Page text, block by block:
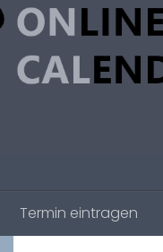
Termin eintragen